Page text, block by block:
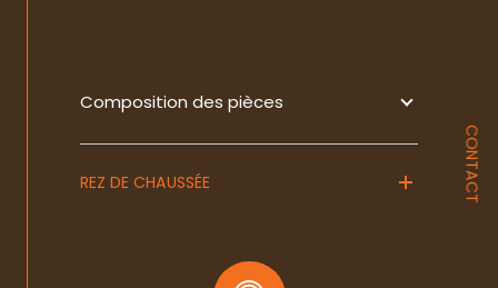
CONTACT
Composition des pièces
REZ DE CHAUSSÉE